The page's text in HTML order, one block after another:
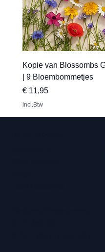
Kopie van Blossombs
| 9 Bloembommetjes
Prijs
€ 11,95
incl.Btw